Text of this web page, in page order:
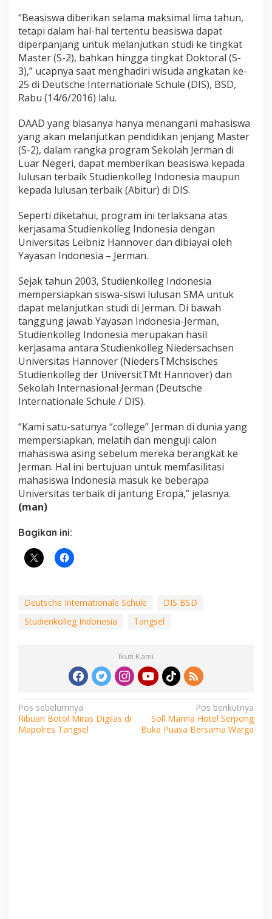
“Beasiswa diberikan selama maksimal lima tahun,
tetapi dalam hal-hal tertentu beasiswa dapat
diperpanjang untuk melanjutkan studi ke tingkat
Master (S-2), bahkan hingga tingkat Doktoral (S-
3),” ucapnya saat menghadiri wisuda angkatan ke-
25 di Deutsche Internationale Schule (DIS), BSD,
Rabu (14/6/2016) lalu.
DAAD yang biasanya hanya menangani mahasiswa
yang akan melanjutkan pendidikan jenjang Master
(S-2), dalam rangka program Sekolah Jerman di
Luar Negeri, dapat memberikan beasiswa kepada
lulusan terbaik Studienkolleg Indonesia maupun
kepada lulusan terbaik (Abitur) di DIS.
Seperti diketahui, program ini terlaksana atas
kerjasama Studienkolleg Indonesia dengan
Universitas Leibniz Hannover dan dibiayai oleh
Yayasan Indonesia – Jerman.
Sejak tahun 2003, Studienkolleg Indonesia
mempersiapkan siswa-siswi lulusan SMA untuk
dapat melanjutkan studi di Jerman. Di bawah
tanggung jawab Yayasan Indonesia-Jerman,
Studienkolleg Indonesia merupakan hasil
kerjasama antara Studienkolleg Niedersachsen
Universitas Hannover (NiedersTMchsisches
Studienkolleg der UniversitTMt Hannover) dan
Sekolah Internasional Jerman (Deutsche
Internationale Schule / DIS).
“Kami satu-satunya “college” Jerman di dunia yang
mempersiapkan, melatih dan menguji calon
mahasiswa asing sebelum mereka berangkat ke
Jerman. Hal ini bertujuan untuk memfasilitasi
mahasiswa Indonesia masuk ke beberapa
Universitas terbaik di jantung Eropa,” jelasnya.
(man)
Bagikan ini:
Deutsche Internationale Schule
DIS BSD
Studienkolleg Indonesia
Tangsel
Ikuti Kami
Navigasi
pos
Pos sebelumnya
Ribuan Botol Miras Digilas di
Mapolres Tangsel
Pos berikutnya
Soll Marina Hotel Serpong
Buka Puasa Bersama Warga